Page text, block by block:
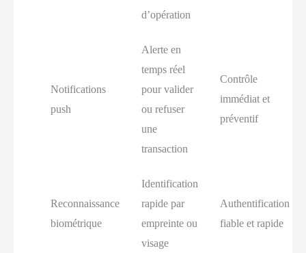
d’opération
Notifications
push
Alerte en
temps réel
pour valider
ou refuser
une
transaction
Contrôle
immédiat et
préventif
Reconnaissance
biométrique
Identification
rapide par
empreinte ou
visage
Authentification
fiable et rapide